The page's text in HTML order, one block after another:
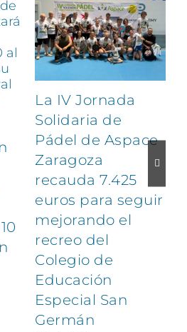
La IV Jornada
Solidaria de
Pádel de Aspace
Zaragoza
recauda 7.425
euros para seguir
mejorando el
recreo del
Colegio de
Educación
Especial San
Germán